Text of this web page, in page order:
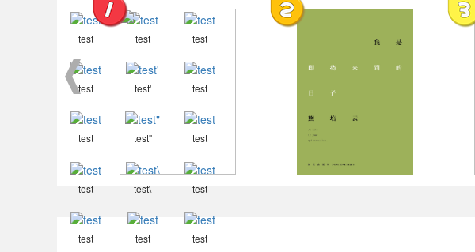
test test test
test test' test
test test" test
test test\ test
test test test
杨言 我是即将来到的日子